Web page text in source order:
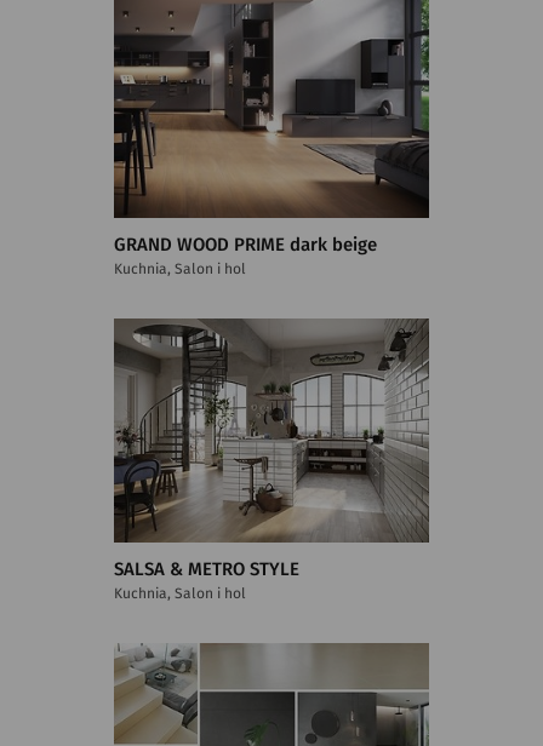
GRAND WOOD PRIME dark beige
Kuchnia, Salon i hol
SALSA & METRO STYLE
Kuchnia, Salon i hol